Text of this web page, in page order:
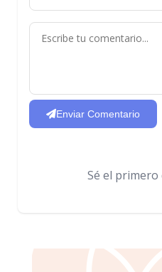
Enviar Comentario
Sé el primero